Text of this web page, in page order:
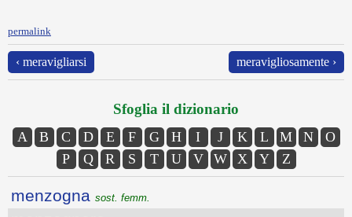
permalink
‹ meravigliarsi meravigliosamente ›
Sfoglia il dizionario
A B C D E F G H I J K L M N
O
P
Q R S T U V W X Y Z
menzogna sost. femm.